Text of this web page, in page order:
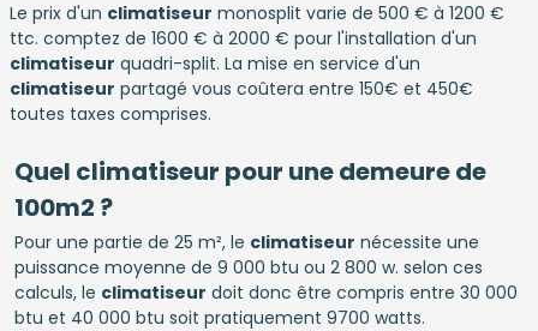
Le prix d'un climatiseur monosplit varie de 500 € à 1200 €
ttc. comptez de 1600 € à 2000 € pour l'installation d'un
climatiseur quadri-split. La mise en service d'un
climatiseur partagé vous coûtera entre 150€ et 450€
toutes taxes comprises.
Quel climatiseur pour une demeure de
100m2 ?
Pour une partie de 25 m², le climatiseur nécessite une
puissance moyenne de 9 000 btu ou 2 800 w. selon ces
calculs, le climatiseur doit donc être compris entre 30 000
btu et 40 000 btu soit pratiquement 9700 watts.